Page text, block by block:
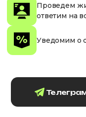
Проведем
ответим на
Уведомим о